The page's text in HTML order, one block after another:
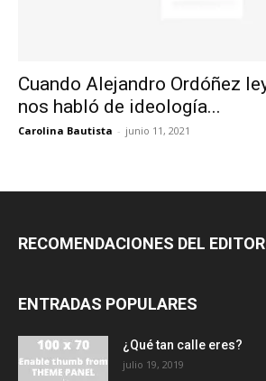
Cuando Alejandro Ordóñez
nos habló de ideología...
Carolina Bautista - junio 11, 2021
RECOMENDACIONES DEL EDITOR
ENTRADAS POPULARES
¿Qué tan calle eres?
julio 19, 2019